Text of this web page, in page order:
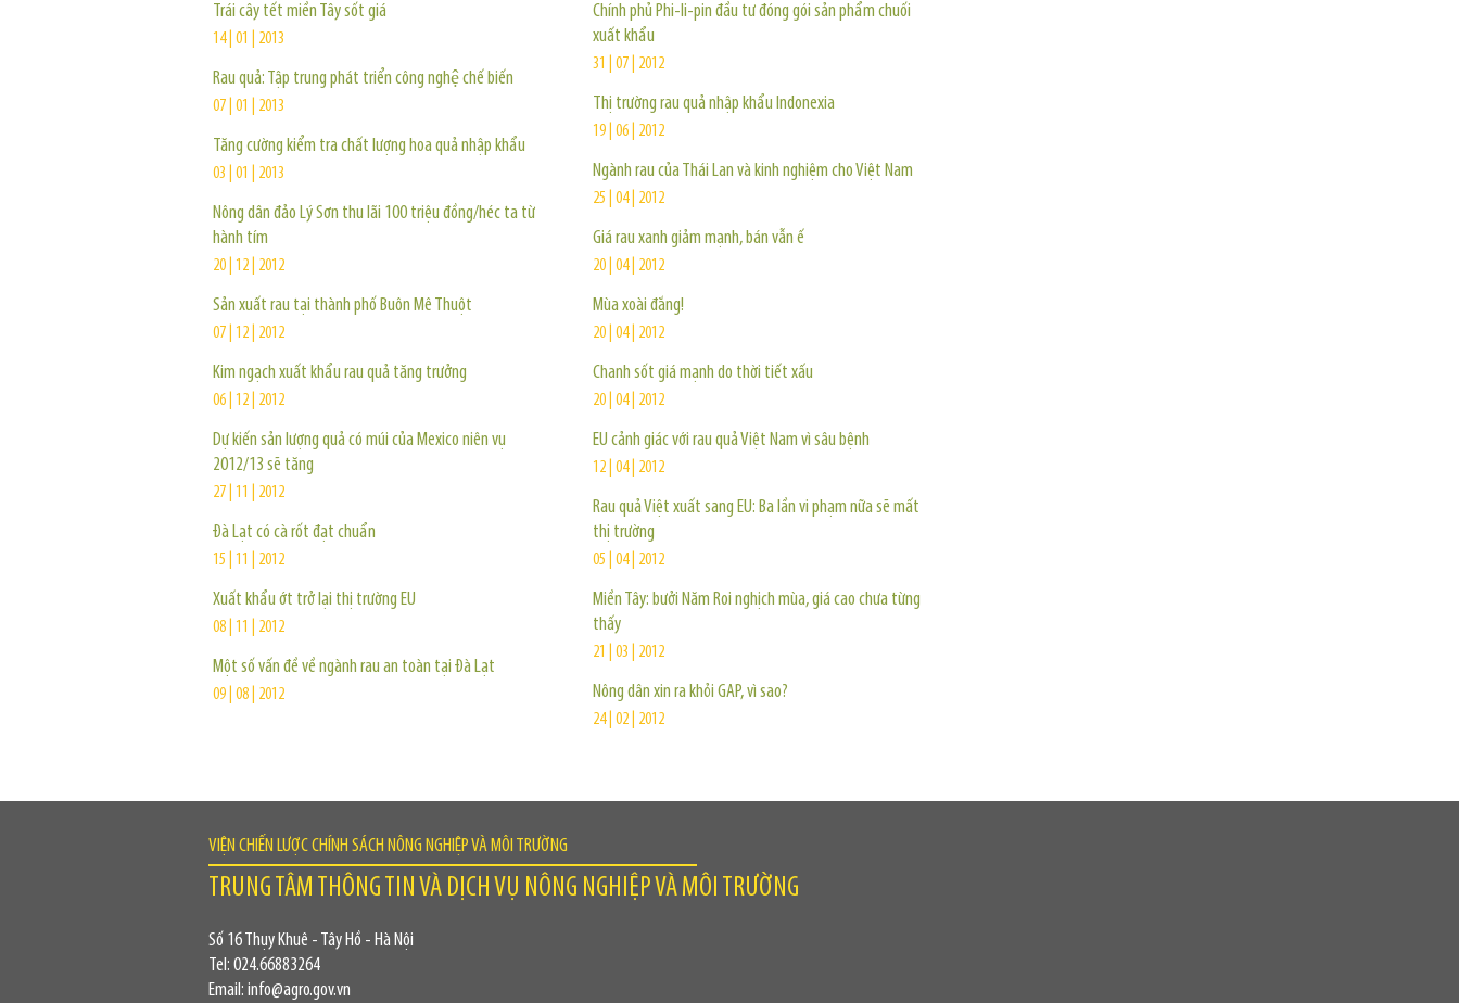
Trái cây tết miền Tây sốt giá
14 | 01 | 2013
Rau quả: Tập trung phát triển công nghệ chế biến
07 | 01 | 2013
Tăng cường kiểm tra chất lượng hoa quả nhập khẩu
03 | 01 | 2013
Nông dân đảo Lý Sơn thu lãi 100 triệu đồng/héc ta từ
hành tím
20 | 12 | 2012
Sản xuất rau tại thành phố Buôn Mê Thuột
07 | 12 | 2012
Kim ngạch xuất khẩu rau quả tăng trưởng
06 | 12 | 2012
Dự kiến sản lượng quả có múi của Mexico niên vụ
2012/13 sẽ tăng
27 | 11 | 2012
Đà Lạt có cà rốt đạt chuẩn
15 | 11 | 2012
Xuất khẩu ớt trở lại thị trường EU
08 | 11 | 2012
Một số vấn đề về ngành rau an toàn tại Đà Lạt
09 | 08 | 2012
Chính phủ Phi-li-pin đầu tư đóng gói sản phẩm chuối
xuất khẩu
31 | 07 | 2012
Thị trường rau quả nhập khẩu Indonexia
19 | 06 | 2012
Ngành rau của Thái Lan và kinh nghiệm cho Việt Nam
25 | 04 | 2012
Giá rau xanh giảm mạnh, bán vẫn ế
20 | 04 | 2012
Mùa xoài đắng!
20 | 04 | 2012
Chanh sốt giá mạnh do thời tiết xấu
20 | 04 | 2012
EU cảnh giác với rau quả Việt Nam vì sâu bệnh
12 | 04 | 2012
Rau quả Việt xuất sang EU: Ba lần vi phạm nữa sẽ mất
thị trường
05 | 04 | 2012
Miền Tây: bưởi Năm Roi nghịch mùa, giá cao chưa từng
thấy
21 | 03 | 2012
Nông dân xin ra khỏi GAP, vì sao?
24 | 02 | 2012
VIỆN CHIẾN LƯỢC CHÍNH SÁCH NÔNG NGHIỆP VÀ MÔI TRƯỜNG
TRUNG TÂM THÔNG TIN VÀ DỊCH VỤ NÔNG NGHIỆP VÀ MÔI TRƯỜNG
Số 16 Thụy Khuê - Tây Hồ - Hà Nội
Tel: 024.66883264
Email: info@agro.gov.vn